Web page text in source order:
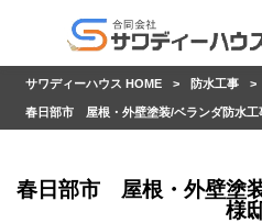
サワディーハウス HOME > 防水工事 >
春日部市 屋根・外壁塗装/ベランダ防水
春日部市 屋根・外壁塗
様